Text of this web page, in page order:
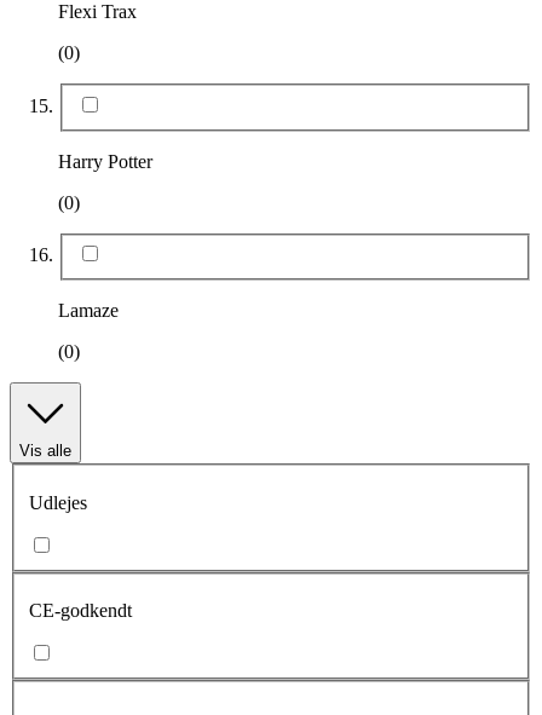
Flexi Trax
(0)
Harry Potter
(0)
Lamaze
(0)
Vis alle
Udlejes
CE-godkendt